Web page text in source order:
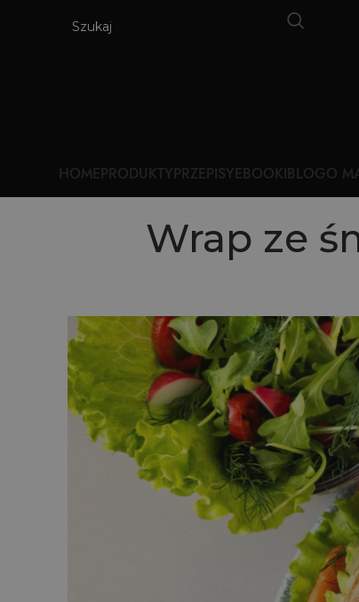
HOMEPRODUKTYPRZEPISYEBOOKIBLOGO
Wrap ze